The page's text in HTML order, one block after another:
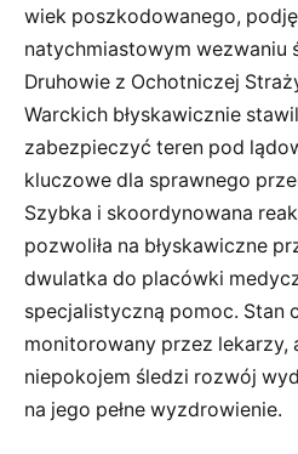
wiek poszkodowanego,
natychmiastowym wezwaniu
Druhowie z Ochotniczej
Warckich błyskawicznie
zabezpieczyć teren pod
kluczowe dla sprawnego
Szybka i skoordynowana
pozwoliła na błyskawiczne
dwulatka do placówki
specjalistyczną pomoc. Stan
monitorowany przez lekarzy,
niepokojem śledzi rozwój
na jego pełne wyzdrowienie.